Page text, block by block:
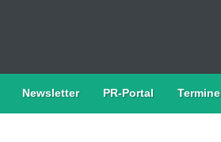
Newsletter PR-Portal Termine